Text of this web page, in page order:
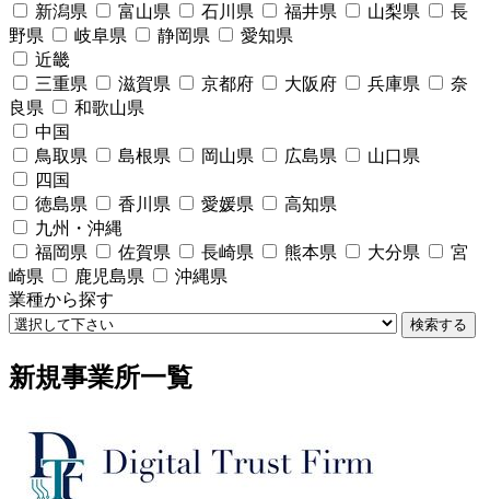
新潟県
富山県 石川県 福井県 山梨県
長
野県
岐阜県 静岡県
愛知県
近畿
三重県
滋賀県 京都府 大阪府 兵庫県
奈
良県
和歌山県
中国
鳥取県
島根県 岡山県 広島県
山口県
四国
徳島県
香川県 愛媛県
高知県
九州・沖縄
福岡県
佐賀県 長崎県 熊本県 大分県
宮
崎県
鹿児島県
沖縄県
業種から探す
検索する
新規事業所一覧